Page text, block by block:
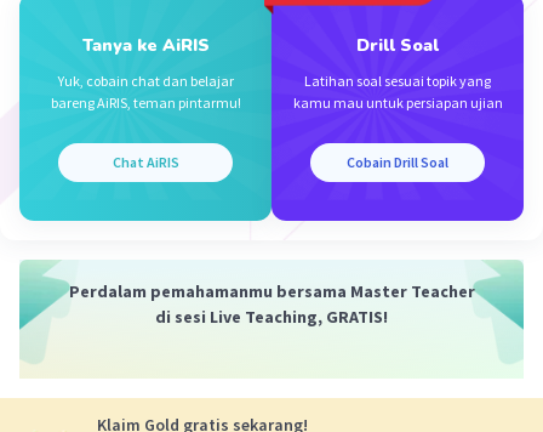
Tanya ke AiRIS
Yuk, cobain chat dan belajar
bareng AiRIS, teman pintarmu!
Chat AiRIS
Drill Soal
Latihan soal sesuai topik yang
kamu mau untuk persiapan ujian
Cobain Drill Soal
Perdalam pemahamanmu bersama Master Teacher
di sesi Live Teaching, GRATIS!
Klaim Gold gratis sekarang!